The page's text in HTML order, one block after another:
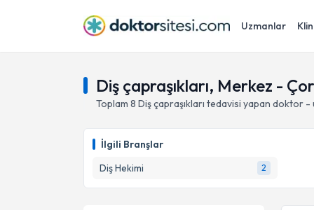
Uzmanlar
Diş çapraşıkları, Merkez -
Toplam 8 Diş çapraşıkları tedavisi yapan doktor -
İlgili Branşlar
Diş Hekimi
2